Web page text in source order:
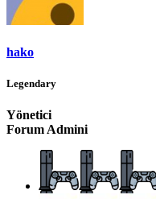
hako
Legendary
Yönetici
Forum Admini